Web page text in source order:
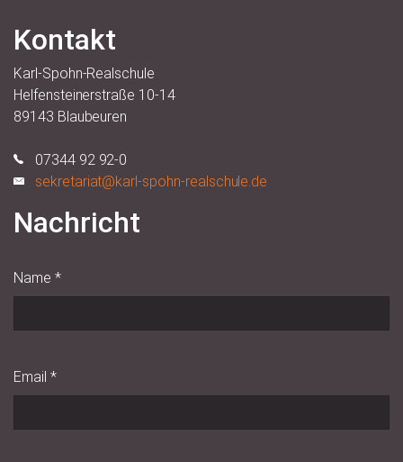
Kontakt
Karl-Spohn-Realschule
Helfensteinerstraße 10-14
89143 Blaubeuren
07344 92 92-0
sekretariat@karl-spohn-realschule.de
Nachricht
Name *
Email *